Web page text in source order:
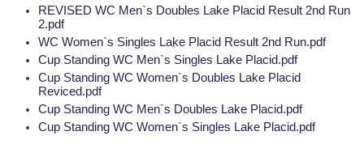
REVISED WC Men`s Doubles Lake Placid Result 2nd Run
2.pdf
WC Women`s Singles Lake Placid Result 2nd Run.pdf
Cup Standing WC Men`s Singles Lake Placid.pdf
Cup Standing WC Women`s Doubles Lake Placid
Reviced.pdf
Cup Standing WC Men`s Doubles Lake Placid.pdf
Cup Standing WC Women`s Singles Lake Placid.pdf